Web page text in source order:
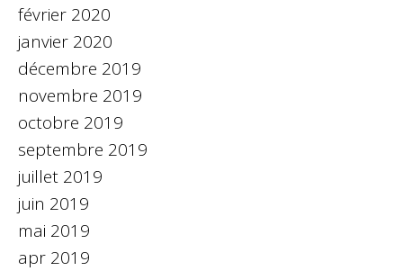
février 2020
janvier 2020
décembre 2019
novembre 2019
octobre 2019
septembre 2019
juillet 2019
juin 2019
mai 2019
apr 2019